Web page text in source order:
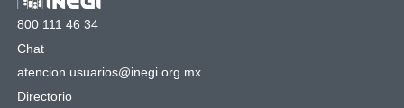
800 111 46 34
Chat
atencion.usuarios@inegi.org.mx
Directorio